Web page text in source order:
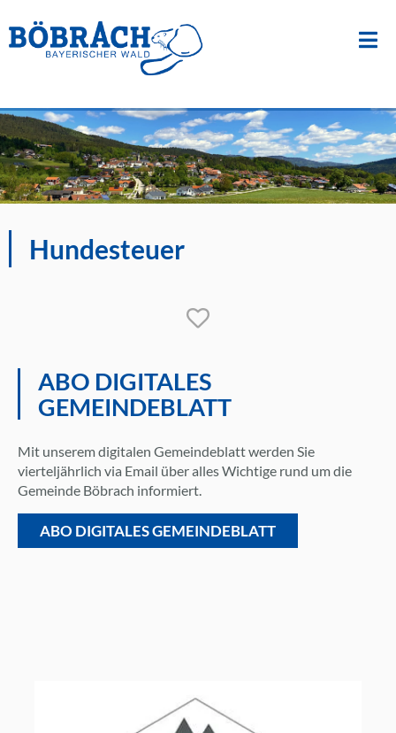
Inhalt
springen
Suche
nach:
Hundesteuer
ABO DIGITALES
GEMEINDEBLATT
Mit unserem digitalen Gemeindeblatt werden Sie
vierteljährlich via Email über alles Wichtige rund um die
Gemeinde Böbrach informiert.
ABO DIGITALES GEMEINDEBLATT